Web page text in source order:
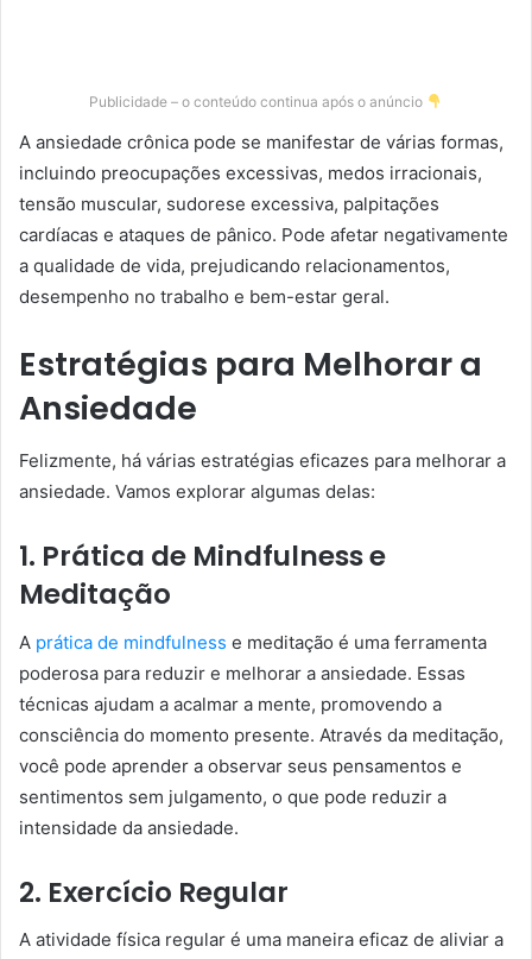
Publicidade – o conteúdo continua após o anúncio
A ansiedade crônica pode se manifestar de várias formas,
incluindo preocupações excessivas, medos irracionais,
tensão muscular, sudorese excessiva, palpitações
cardíacas e ataques de pânico. Pode afetar negativamente
a qualidade de vida, prejudicando relacionamentos,
desempenho no trabalho e bem-estar geral.
Estratégias para Melhorar a
Ansiedade
Felizmente, há várias estratégias eficazes para melhorar a
ansiedade. Vamos explorar algumas delas:
1. Prática de Mindfulness e
Meditação
A prática de mindfulness e meditação é uma ferramenta
poderosa para reduzir e melhorar a ansiedade. Essas
técnicas ajudam a acalmar a mente, promovendo a
consciência do momento presente. Através da meditação,
você pode aprender a observar seus pensamentos e
sentimentos sem julgamento, o que pode reduzir a
intensidade da ansiedade.
2. Exercício Regular
A atividade física regular é uma maneira eficaz de aliviar a